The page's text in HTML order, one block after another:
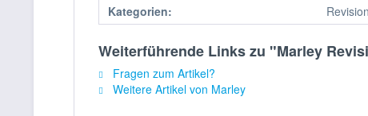
Kategorien:
Weiterführende Links zu "Marley
Fragen zum Artikel?
Weitere Artikel von Marley